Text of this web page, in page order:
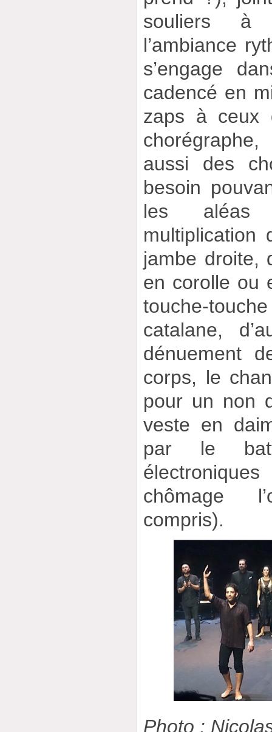
souliers
l’ambiance
s’engage
cadencé en
zaps à ceux
aussi des
besoin
les aléas
multiplication
jambe droite,
en corolle ou
touche-
catalane,
dénuement
corps, le
pour un non
veste en
par le
chômage
compris).
Photo :